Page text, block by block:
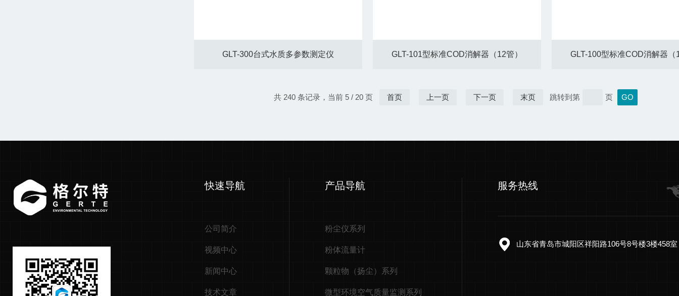
GLT-300台式水质多参数测定仪 GLT-101型标准COD消解器（12管） GLT-100型标准COD消解器（
共 240 条记录，当前 5 / 20 页 首页 上一页 下一页 末页 跳转到第 页
快速导航
公司简介
视频中心
新闻中心
技术文章
产品导航
粉尘仪系列
粉体流量计
颗粒物（扬尘）系列
微型环境空气质量监测系列
服务热线
山东省青岛市城阳区祥阳路106号8号楼3楼458室